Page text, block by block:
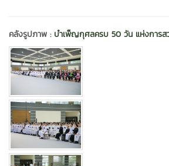
คลังรูปภาพ : บำเพ็ญกุศลครบ 50 วัน แห่งการส